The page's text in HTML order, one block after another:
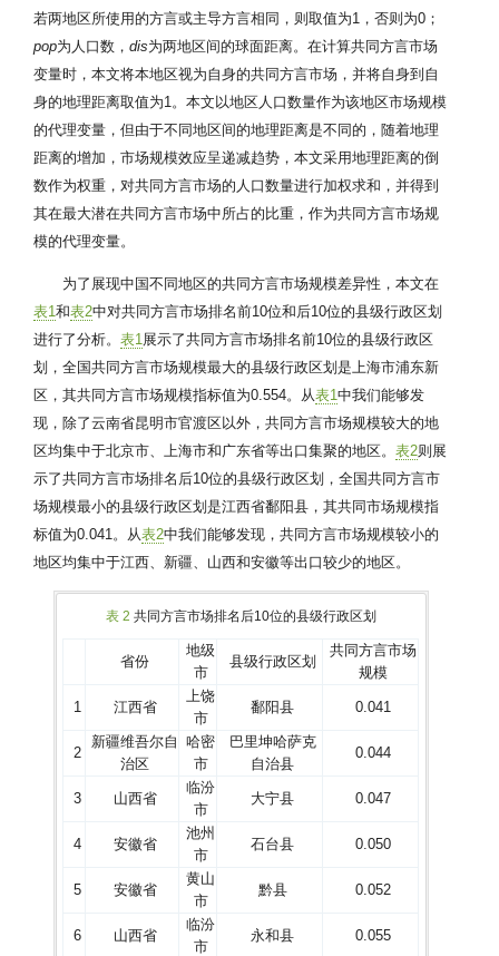
若两地区所使用的方言或主导方言相同，则取值为1，否则为0；
pop为人口数，dis为两地区间的球面距离。在计算共同方言市场
变量时，本文将本地区视为自身的共同方言市场，并将自身到自
身的地理距离取值为1。本文以地区人口数量作为该地区市场规模
的代理变量，但由于不同地区间的地理距离是不同的，随着地理
距离的增加，市场规模效应呈递减趋势，本文采用地理距离的倒
数作为权重，对共同方言市场的人口数量进行加权求和，并得到
其在最大潜在共同方言市场中所占的比重，作为共同方言市场规
模的代理变量。
为了展现中国不同地区的共同方言市场规模差异性，本文在
表1和表2中对共同方言市场排名前10位和后10位的县级行政区划
进行了分析。表1展示了共同方言市场排名前10位的县级行政区
划，全国共同方言市场规模最大的县级行政区划是上海市浦东新
区，其共同方言市场规模指标值为0.554。从表1中我们能够发
现，除了云南省昆明市官渡区以外，共同方言市场规模较大的地
区均集中于北京市、上海市和广东省等出口集聚的地区。表2则展
示了共同方言市场排名后10位的县级行政区划，全国共同方言市
场规模最小的县级行政区划是江西省鄱阳县，其共同市场规模指
标值为0.041。从表2中我们能够发现，共同方言市场规模较小的
地区均集中于江西、新疆、山西和安徽等出口较少的地区。
表 2 共同方言市场排名后10位的县级行政区划
省份
地级
市
县级行政区划
共同方言市场
规模
1 江西省
上饶
市
鄱阳县 0.041
2
新疆维吾尔自
治区
哈密
市
巴里坤哈萨克
自治县
0.044
3 山西省
临汾
市
大宁县 0.047
4 安徽省
池州
市
石台县 0.050
5 安徽省
黄山
市
黔县 0.052
6 山西省
临汾
市
永和县 0.055